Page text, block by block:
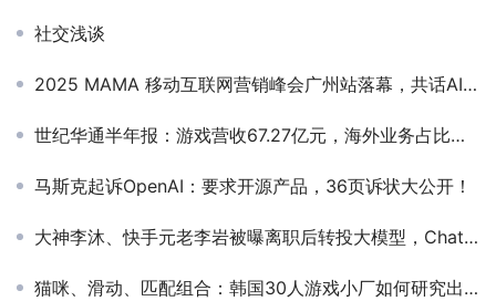
社交浅谈
2025 MAMA 移动互联网营销峰会广州站落幕，共话AI时代增长新范式
世纪华通半年报：游戏营收67.27亿元，海外业务占比近4成
马斯克起诉OpenAI：要求开源产品，36页诉状大公开！
大神李沐、快手元老李岩被曝离职后转投大模型，ChatGPT掀起AI创业狂飙
猫咪、滑动、匹配组合：韩国30人游戏小厂如何研究出爆款配方？